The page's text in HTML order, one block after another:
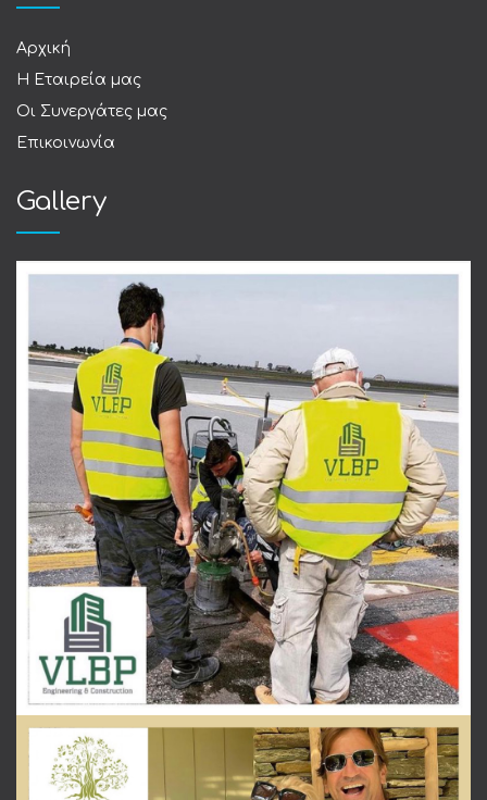
Αρχική
Η Εταιρεία μας
Οι Συνεργάτες μας
Επικοινωνία
Gallery